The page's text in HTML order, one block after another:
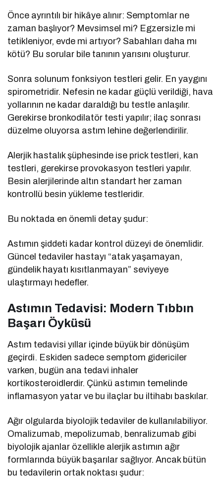
Önce ayrıntılı bir hikâye alınır: Semptomlar ne
zaman başlıyor? Mevsimsel mi? Egzersizle mi
tetikleniyor, evde mi artıyor? Sabahları daha mı
kötü? Bu sorular bile tanının yarısını oluşturur.
Sonra solunum fonksiyon testleri gelir. En yaygını
spirometridir. Nefesin ne kadar güçlü verildiği, hava
yollarının ne kadar daraldığı bu testle anlaşılır.
Gerekirse bronkodilatör testi yapılır; ilaç sonrası
düzelme oluyorsa astım lehine değerlendirilir.
Alerjik hastalık şüphesinde ise prick testleri, kan
testleri, gerekirse provokasyon testleri yapılır.
Besin alerjilerinde altın standart her zaman
kontrollü besin yükleme testleridir.
Bu noktada en önemli detay şudur:
Astımın şiddeti kadar kontrol düzeyi de önemlidir.
Güncel tedaviler hastayı “atak yaşamayan,
gündelik hayatı kısıtlanmayan” seviyeye
ulaştırmayı hedefler.
Astımın Tedavisi: Modern Tıbbın
Başarı Öyküsü
Astım tedavisi yıllar içinde büyük bir dönüşüm
geçirdi. Eskiden sadece semptom gidericiler
varken, bugün ana tedavi inhaler
kortikosteroidlerdir. Çünkü astımın temelinde
inflamasyon yatar ve bu ilaçlar bu iltihabı baskılar.
Ağır olgularda biyolojik tedaviler de kullanılabiliyor.
Omalizumab, mepolizumab, benralizumab gibi
biyolojik ajanlar özellikle alerjik astımın ağır
formlarında büyük başarılar sağlıyor. Ancak bütün
bu tedavilerin ortak noktası şudur: